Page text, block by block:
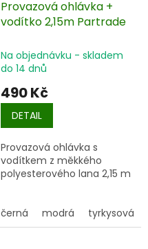
Provazová ohlávka +
vodítko 2,15m Partrade
Na objednávku - skladem
do 14 dnů
490 Kč
DETAIL
Provazová ohlávka s
vodítkem z měkkého
polyesterového lana 2,15 m
černá modrá tyrkysová